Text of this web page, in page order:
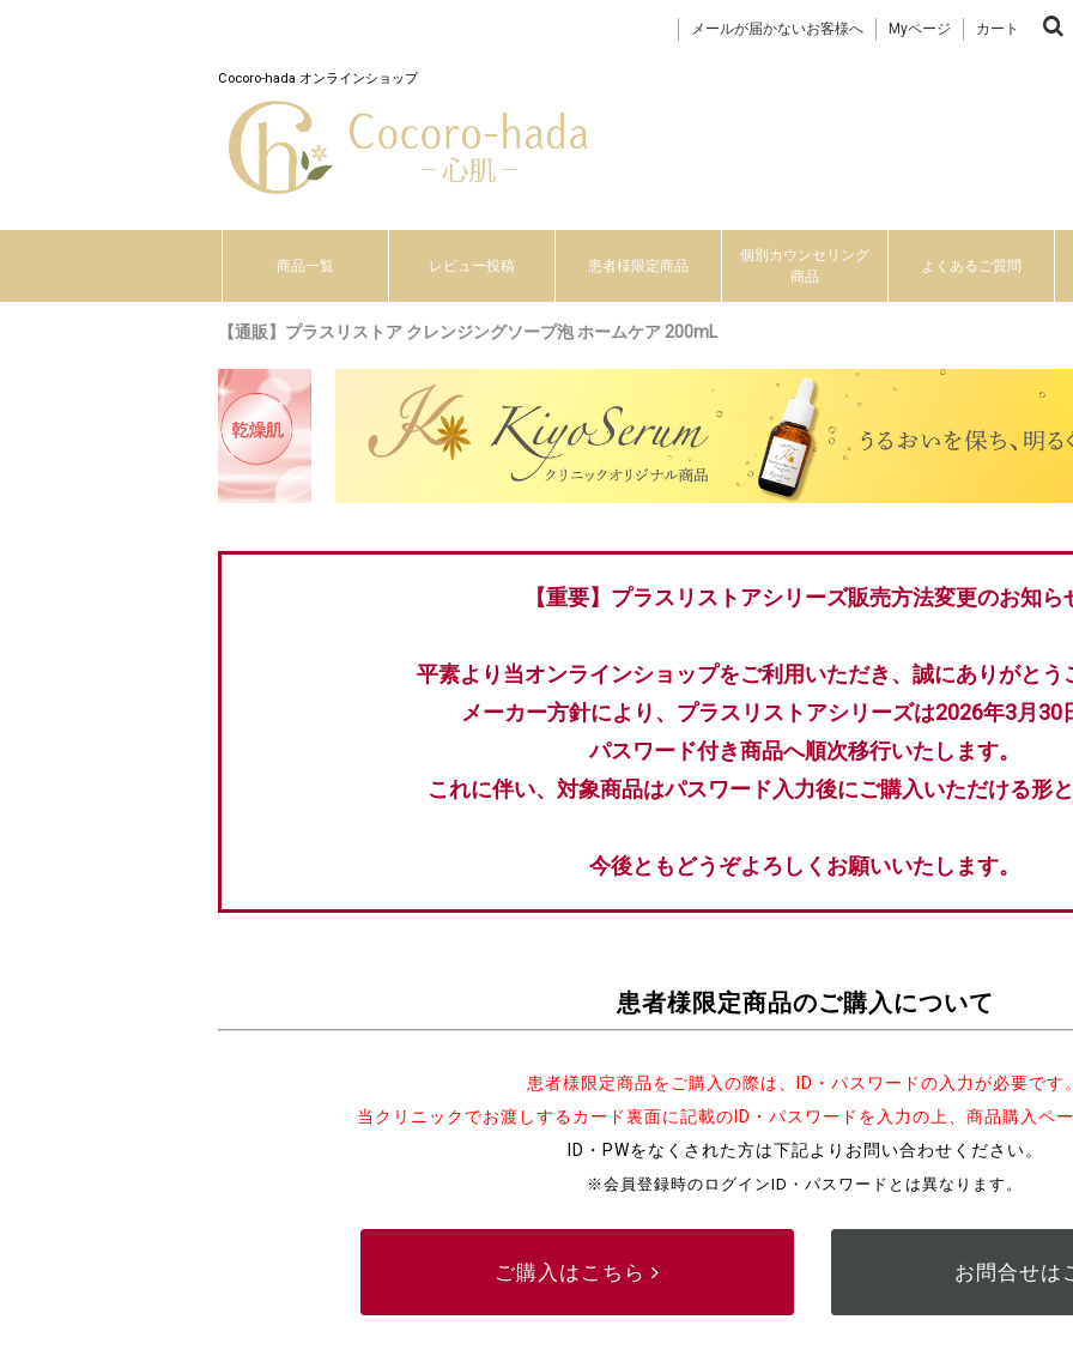
メールが届かないお客様へ Myページ カート
Cocoro-hada オンラインショップ
商品一覧 レビュー投稿 患者様限定商品
個別カウンセリング
商品
よくあるご質問
【通販】プラスリストア クレンジングソープ泡 ホームケア 200mL
【重要】プラスリストアシリーズ販売方法変更のお知ら
平素より当オンラインショップをご利用いただき、誠にありがとう
メーカー方針により、プラスリストアシリーズは2026年3月30
パスワード付き商品へ順次移行いたします。
これに伴い、対象商品はパスワード入力後にご購入いただける形
今後ともどうぞよろしくお願いいたします。
患者様限定商品のご購入について
患者様限定商品をご購入の際は、ID・パスワードの入力が必要です
当クリニックでお渡しするカード裏面に記載のID・パスワードを入力の上、商品購入ペ
ID・PWをなくされた方は下記よりお問い合わせください。
※会員登録時のログインID・パスワードとは異なります。
ご購入はこちら お問合せは